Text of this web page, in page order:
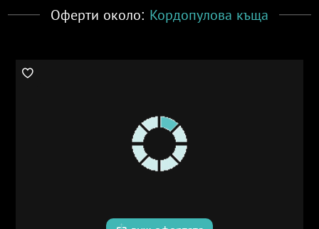
Оферти около: Кордопулова къща